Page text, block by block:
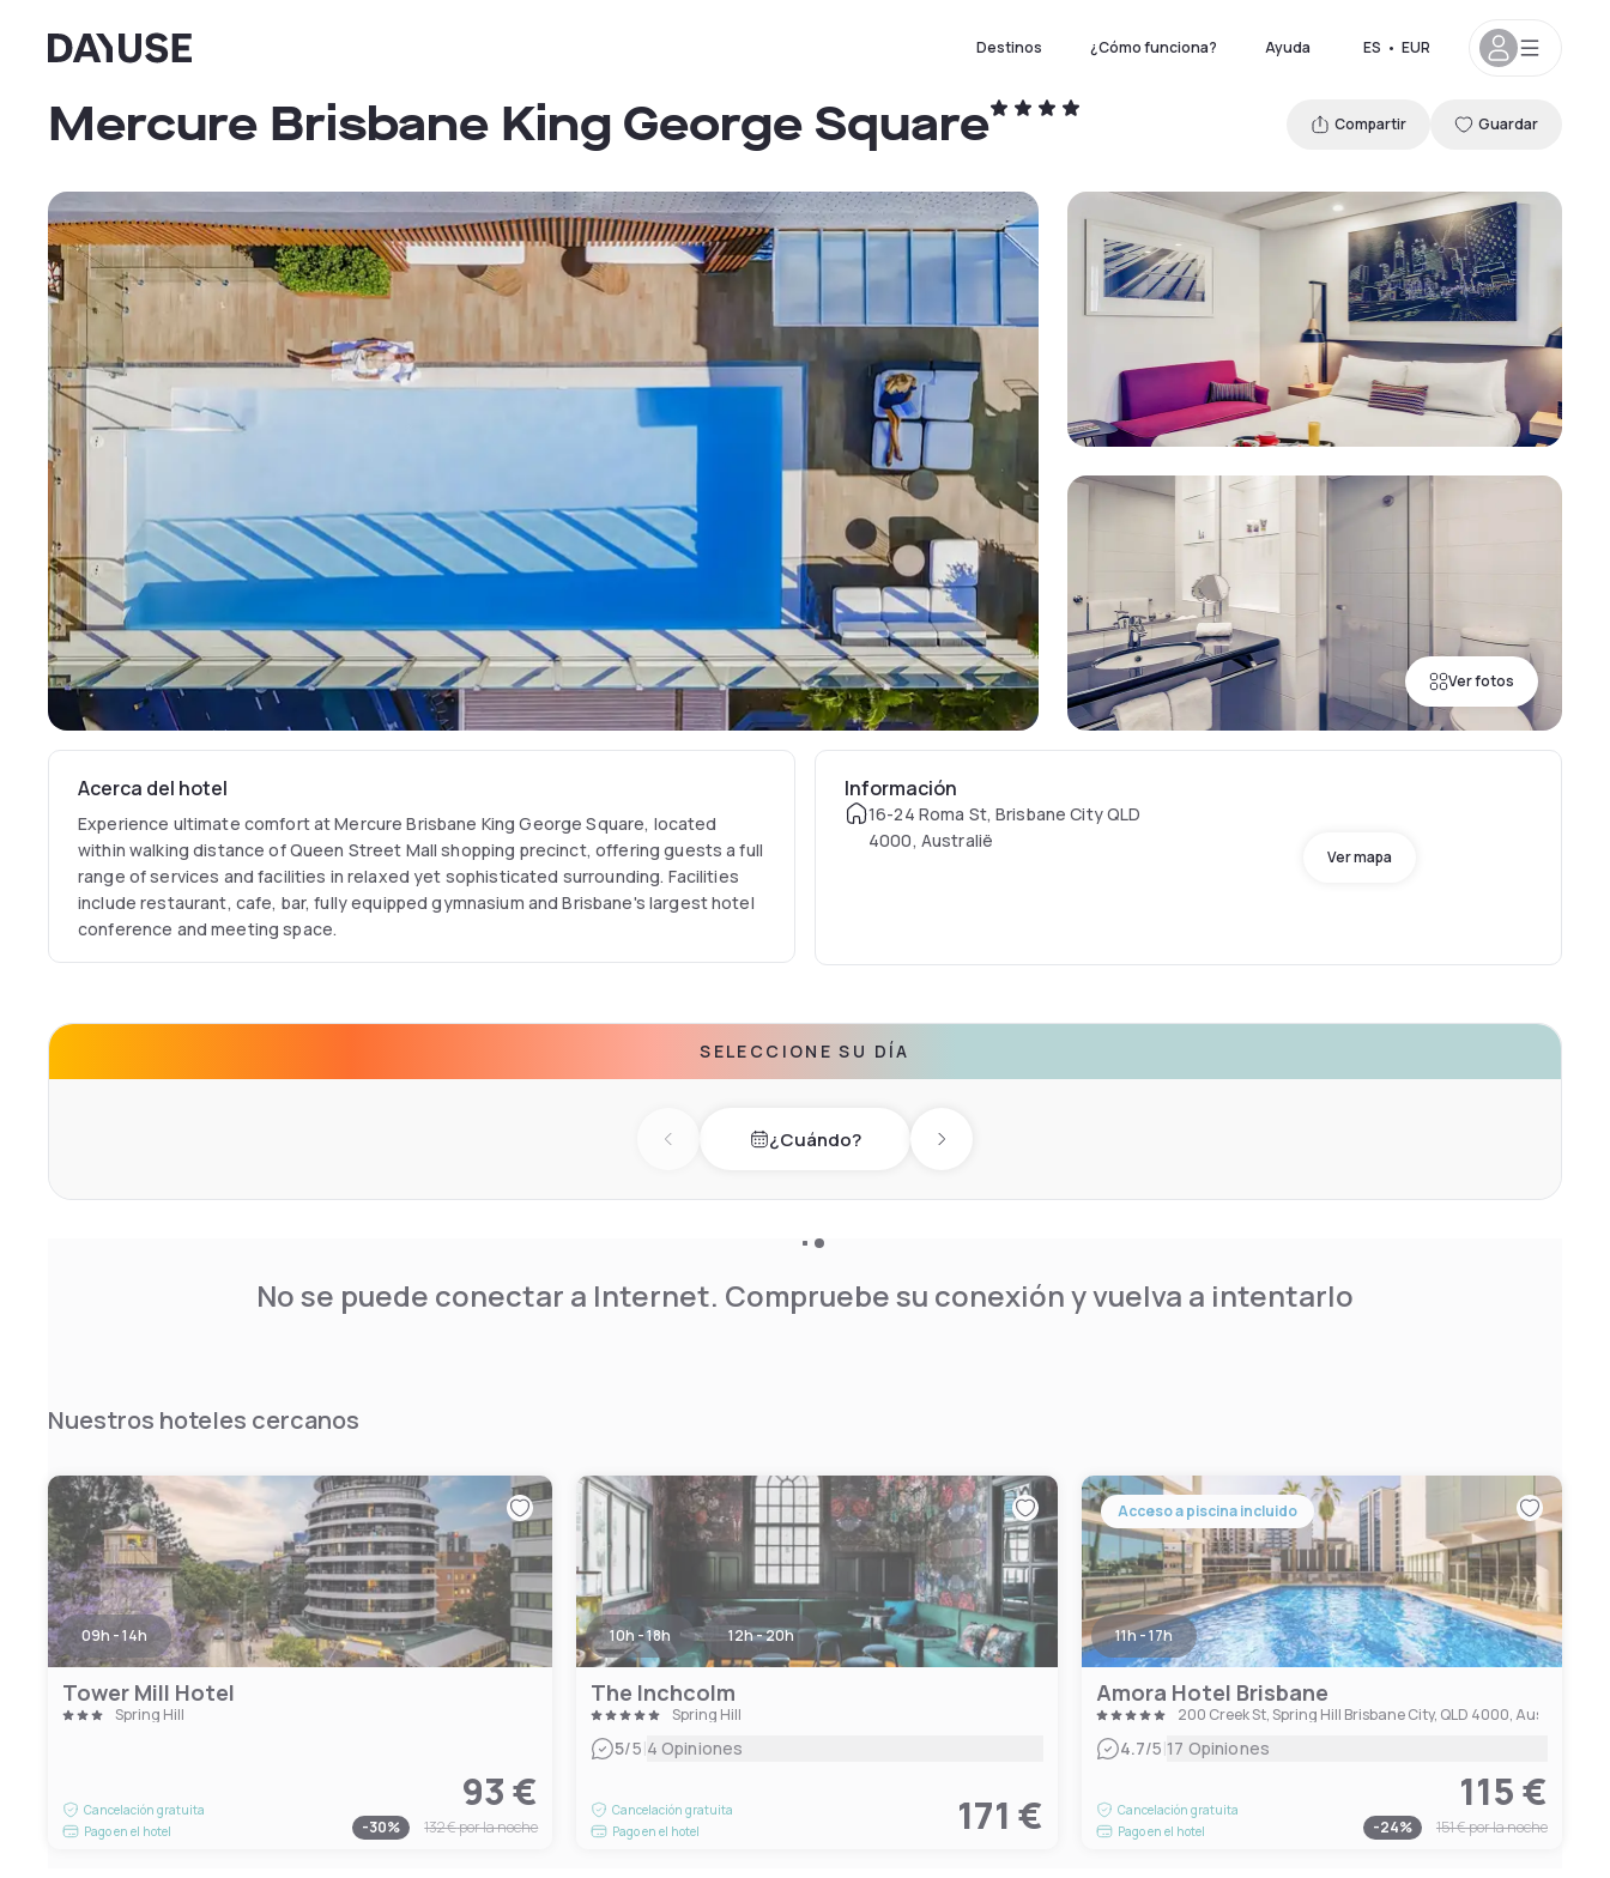
Dayuse Destinos ¿Cómo funciona? Ayuda ES • EUR
Ver fotos
Mercure Brisbane King George Square Compartir Guardar
Acerca del hotel
Experience ultimate comfort at Mercure Brisbane King George Square, located
within walking distance of Queen Street Mall shopping precinct, offering guests a full
range of services and facilities in relaxed yet sophisticated surrounding. Facilities
include restaurant, cafe, bar, fully equipped gymnasium and Brisbane's largest hotel
conference and meeting space.
Información
16-24 Roma St, Brisbane City QLD
4000, Australië
Ver mapa
SELECCIONE SU DÍA
Previous day¿Cuándo? Next day
No se puede conectar a Internet. Compruebe su conexión y vuelva a intentarlo
Nuestros hoteles cercanos
09h - 14h
Tower Mill Hotel
Spring Hill
Cancelación gratuita
Pago en el hotel
93 €
-30% 132 €por la noche
10h - 18h 12h - 20h
The Inchcolm
Spring Hill
5/5|4 Opiniones
Cancelación gratuita
Pago en el hotel
171 €
Acceso a piscina incluido
11h - 17h
Amora Hotel Brisbane
200 Creek St, Spring Hill Brisbane City, QLD 4000, Australia
4.7/5|17 Opiniones
Cancelación gratuita
Pago en el hotel
115 €
-24% 151 €por la noche